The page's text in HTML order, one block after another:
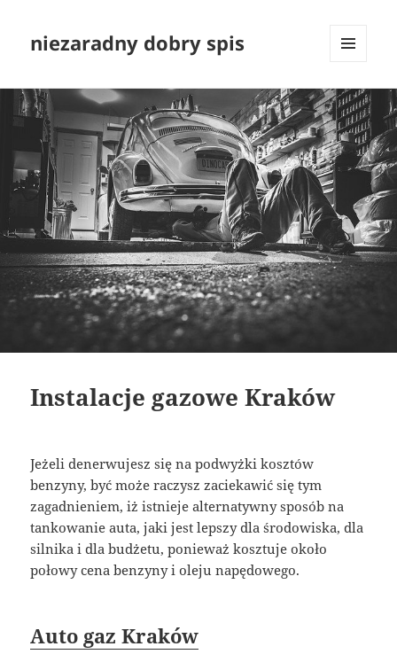
niezaradny dobry spis
WIDGETY
Instalacje gazowe Kraków
Jeżeli denerwujesz się na podwyżki kosztów
benzyny, być może raczysz zaciekawić się tym
zagadnieniem, iż istnieje alternatywny sposób na
tankowanie auta, jaki jest lepszy dla środowiska, dla
silnika i dla budżetu, ponieważ kosztuje około
połowy cena benzyny i oleju napędowego.
Auto gaz Kraków